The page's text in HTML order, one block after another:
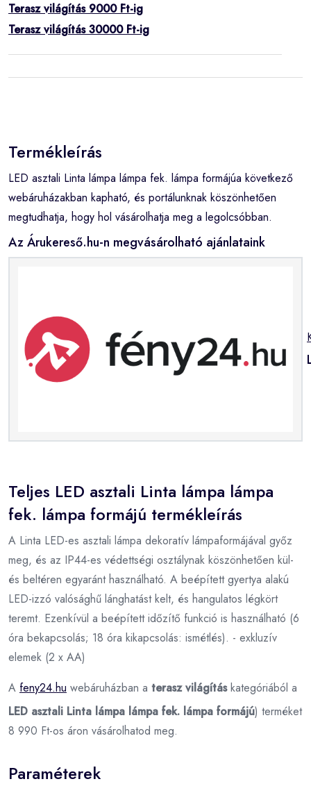
Terasz világítás 9000 Ft-ig
Terasz világítás 30000 Ft-ig
Termékleírás
LED asztali Linta lámpa lámpa fek. lámpa formájúa következő
webáruházakban kapható, és portálunknak köszönhetően
megtudhatja, hogy hol vásárolhatja meg a legolcsóbban.
Az Árukereső.hu-n megvásárolható ajánlataink
Teljes LED asztali Linta lámpa lámpa
fek. lámpa formájú termékleírás
A Linta LED-es asztali lámpa dekoratív lámpaformájával győz
meg, és az IP44-es védettségi osztálynak köszönhetően kül-
és beltéren egyaránt használható. A beépített gyertya alakú
LED-izzó valósághű lánghatást kelt, és hangulatos légkört
teremt. Ezenkívül a beépített időzítő funkció is használható (6
óra bekapcsolás; 18 óra kikapcsolás: ismétlés). - exkluzív
elemek (2 x AA)
A feny24.hu webáruházban a terasz világításkategóriából a
LED asztali Linta lámpa lámpa fek. lámpa formájú) terméket
8 990 Ft-os áron vásárolhatod meg.
Paraméterek